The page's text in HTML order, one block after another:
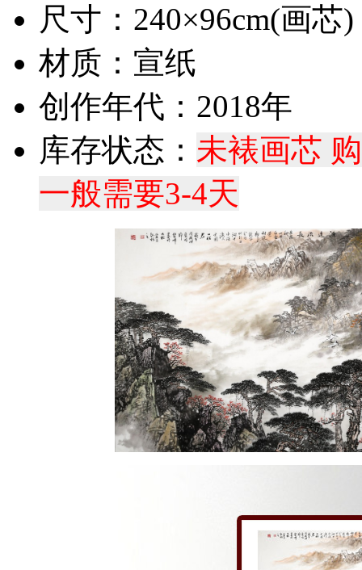
尺寸：240×96cm(画芯)
材质：宣纸
创作年代：2018年
库存状态： 未裱画芯
一般需要3-4天